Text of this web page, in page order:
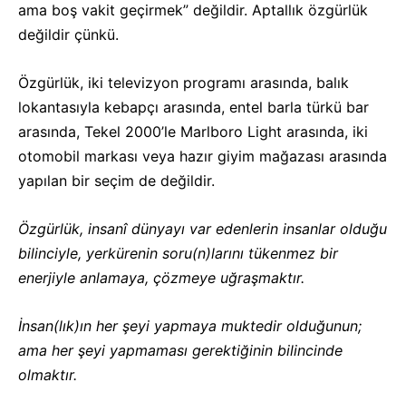
ama boş vakit geçirmek” değildir. Aptallık özgürlük
değildir çünkü.
Özgürlük, iki televizyon programı arasında, balık
lokantasıyla kebapçı arasında, entel barla türkü bar
arasında, Tekel 2000’le Marlboro Light arasında, iki
otomobil markası veya hazır giyim mağazası arasında
yapılan bir seçim de değildir.
Özgürlük, insanî dünyayı var edenlerin insanlar olduğu
bilinciyle, yerkürenin soru(n)larını tükenmez bir
enerjiyle anlamaya, çözmeye uğraşmaktır.
İnsan(lık)ın her şeyi yapmaya muktedir olduğunun;
ama her şeyi yapmaması gerektiğinin bilincinde
olmaktır.